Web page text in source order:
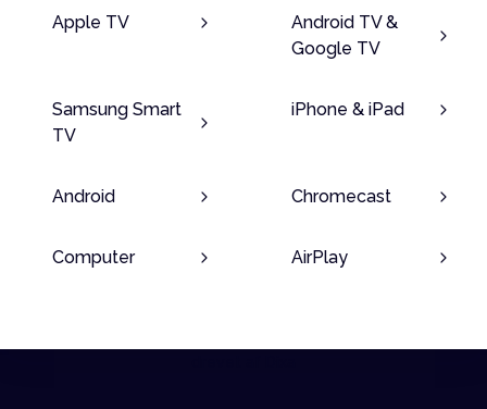
Apple TV
Android TV &
Google TV
Samsung Smart
TV
iPhone & iPad
Android Chromecast
Computer AirPlay